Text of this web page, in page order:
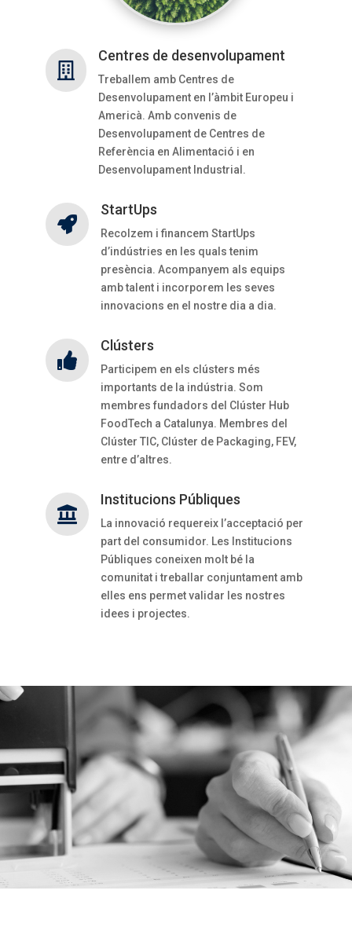

Centres de desenvolupament
Treballem amb Centres de
Desenvolupament en l’àmbit Europeu i
Americà. Amb convenis de
Desenvolupament de Centres de
Referència en Alimentació i en
Desenvolupament Industrial.

StartUps
Recolzem i financem StartUps
d’indústries en les quals tenim
presència. Acompanyem als equips
amb talent i incorporem les seves
innovacions en el nostre dia a dia.

Clústers
Participem en els clústers més
importants de la indústria. Som
membres fundadors del Clúster Hub
FoodTech a Catalunya. Membres del
Clúster TIC, Clúster de Packaging, FEV,
entre d’altres.

Institucions Públiques
La innovació requereix l’acceptació per
part del consumidor. Les Institucions
Públiques coneixen molt bé la
comunitat i treballar conjuntament amb
elles ens permet validar les nostres
idees i projectes.